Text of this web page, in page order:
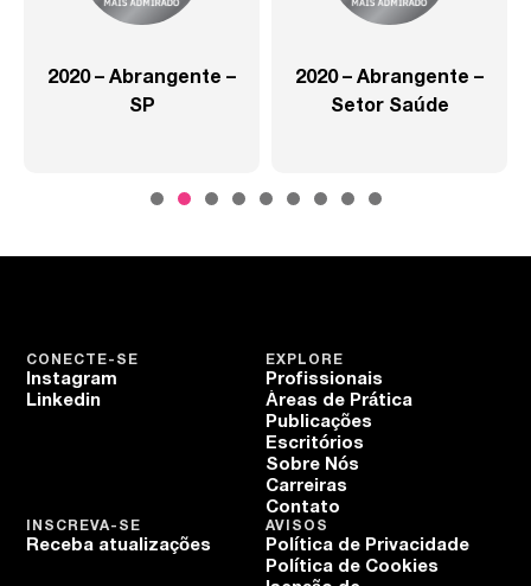
2020 – Abrangente –
SP
2020 – Abrangente –
Setor Saúde
EXPLORE
Profissionais
Áreas de Prática
Publicações
Escritórios
Sobre Nós
Carreiras
Contato
CONECTE-SE
Instagram
Linkedin
AVISOS
Política de Privacidade
Política de Cookies
INSCREVA-SE
Receba atualizações